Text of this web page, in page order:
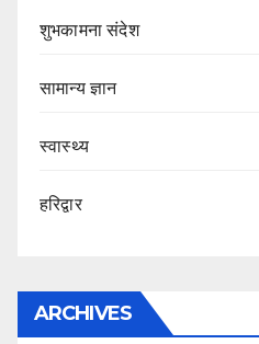
शुभकामना संदेश
सामान्य ज्ञान
स्वास्थ्य
हरिद्वार
ARCHIVES